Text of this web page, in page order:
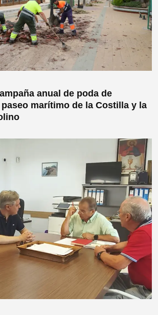
anual de poda de
marítimo de la Costilla y la